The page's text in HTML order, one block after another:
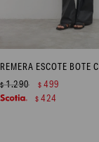
$1.290 $ 499
$ 424